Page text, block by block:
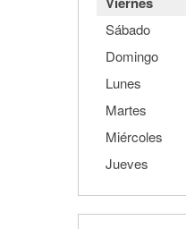
Sábado
Domingo
Lunes
Martes
Miércoles
Jueves